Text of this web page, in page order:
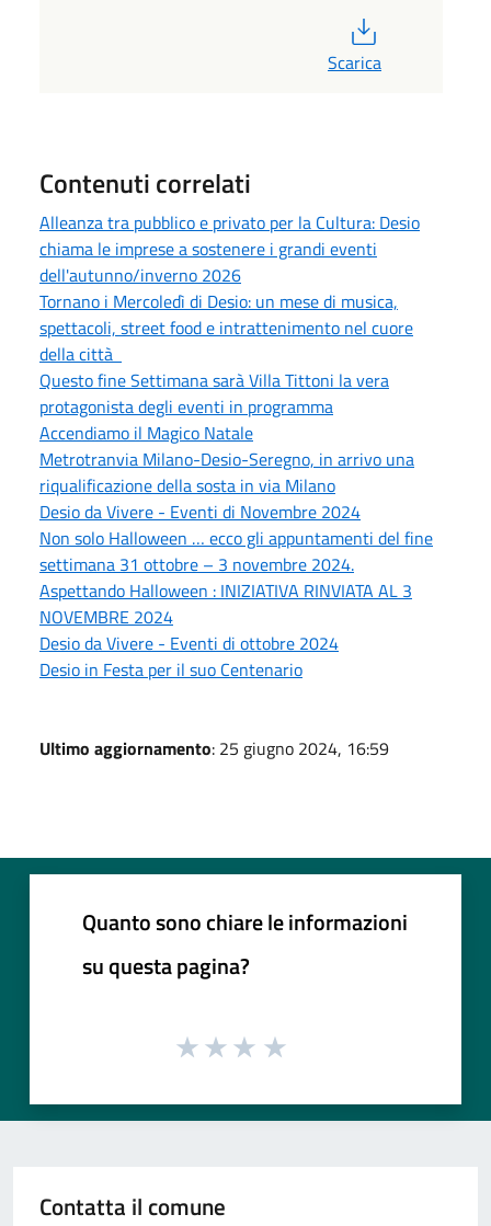
Scarica
Contenuti correlati
Alleanza tra pubblico e privato per la Cultura: Desio
chiama le imprese a sostenere i grandi eventi
dell'autunno/inverno 2026
Tornano i Mercoledì di Desio: un mese di musica,
spettacoli, street food e intrattenimento nel cuore
della città
Questo fine Settimana sarà Villa Tittoni la vera
protagonista degli eventi in programma
Accendiamo il Magico Natale
Metrotranvia Milano-Desio-Seregno, in arrivo una
riqualificazione della sosta in via Milano
Desio da Vivere - Eventi di Novembre 2024
Non solo Halloween … ecco gli appuntamenti del fine
settimana 31 ottobre – 3 novembre 2024.
Aspettando Halloween : INIZIATIVA RINVIATA AL 3
NOVEMBRE 2024
Desio da Vivere - Eventi di ottobre 2024
Desio in Festa per il suo Centenario
Ultimo aggiornamento: 25 giugno 2024, 16:59
Quanto sono chiare le informazioni
su questa pagina?
Contatta il comune